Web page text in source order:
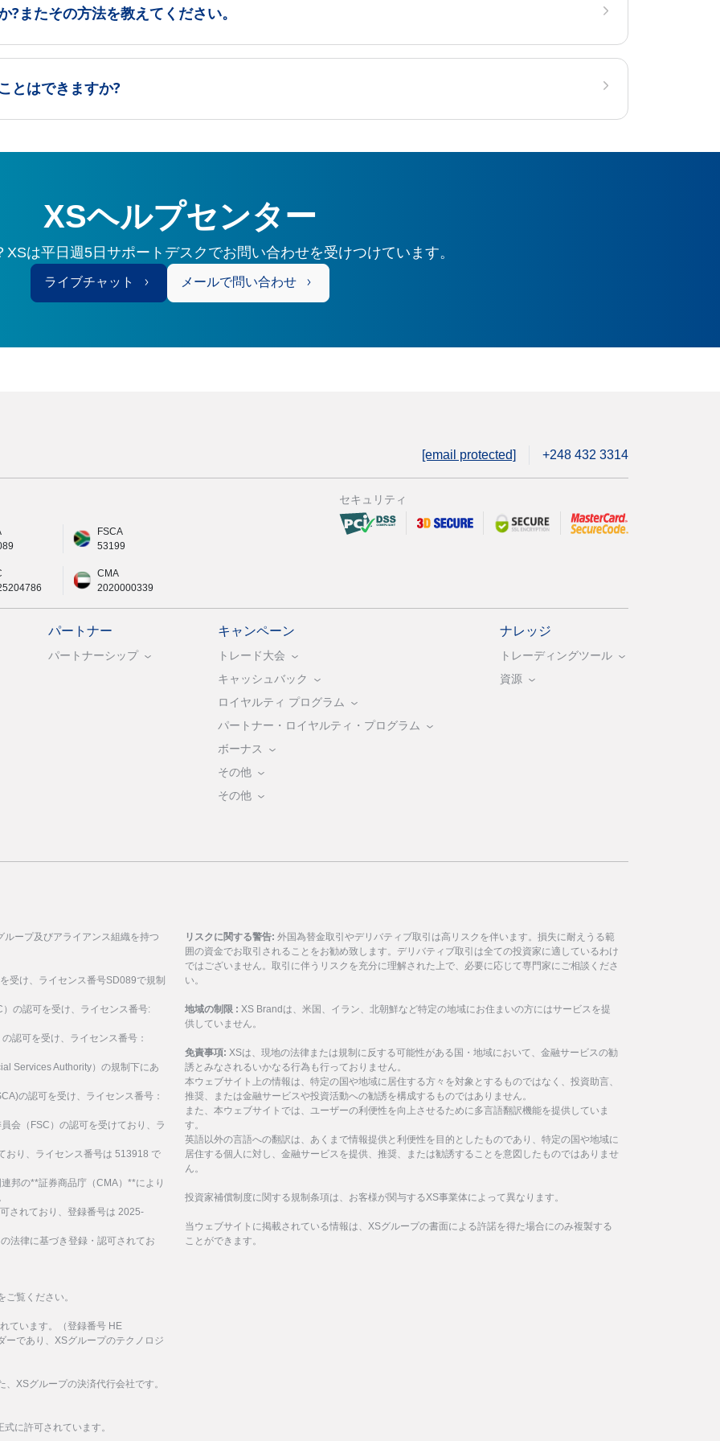
またその方法を教えてください。
とはできますか?
XSヘルプセンター
XSは平日週5日サポートデスクでお問い合わせを受けつけています。
ライブチャット メールで問い合わせ
[email protected] +248 432 3314
FSCA
53199
CMA
2020000339
セキュリティ
パートナー
パートナーシップ
キャンペーン
トレード大会
キャッシュバック
ロイヤルティ プログラム
パートナー・ロイヤルティ・プログラム
ボーナス
その他
その他
ナレッジ
トレーディングツール
資源
ープ及びアライアンス組織を持つ
受け、ライセンス番号SD089で規制
の認可を受け、ライセンス番号:
認可を受け、ライセンス番号：
Services Authority）の規制下にあ
の認可を受け、ライセンス番号：
会（FSC）の認可を受けており、ラ
おり、ライセンス番号は 513918 で
邦の**証券商品庁（CMA）**により
されており、登録番号は 2025-
法律に基づき登録・認可されてお
ご覧ください。
ています。（登録番号 HE
であり、XSグループのテクノロジ
XSグループの決済代行会社です。
に許可されています。
リスクに関する警告: 外国為替金取引やデリバティブ取引は高リスクを伴います。損失に耐えうる範
囲の資金でお取引されることをお勧め致します。デリバティブ取引は全ての投資家に適しているわけ
ではございません。取引に伴うリスクを充分に理解された上で、必要に応じて専門家にご相談くださ
い。
地域の制限 : XS Brandは、米国、イラン、北朝鮮など特定の地域にお住まいの方にはサービスを提
供していません。
免責事項: XSは、現地の法律または規制に反する可能性がある国・地域において、金融サービスの勧
誘とみなされるいかなる行為も行っておりません。
本ウェブサイト上の情報は、特定の国や地域に居住する方々を対象とするものではなく、投資助言、
推奨、または金融サービスや投資活動への勧誘を構成するものではありません。
また、本ウェブサイトでは、ユーザーの利便性を向上させるために多言語翻訳機能を提供していま
す。
英語以外の言語への翻訳は、あくまで情報提供と利便性を目的としたものであり、特定の国や地域に
居住する個人に対し、金融サービスを提供、推奨、または勧誘することを意図したものではありませ
ん。
投資家補償制度に関する規制条項は、お客様が関与するXS事業体によって異なります。
当ウェブサイトに掲載されている情報は、XSグループの書面による許諾を得た場合にのみ複製する
ことができます。